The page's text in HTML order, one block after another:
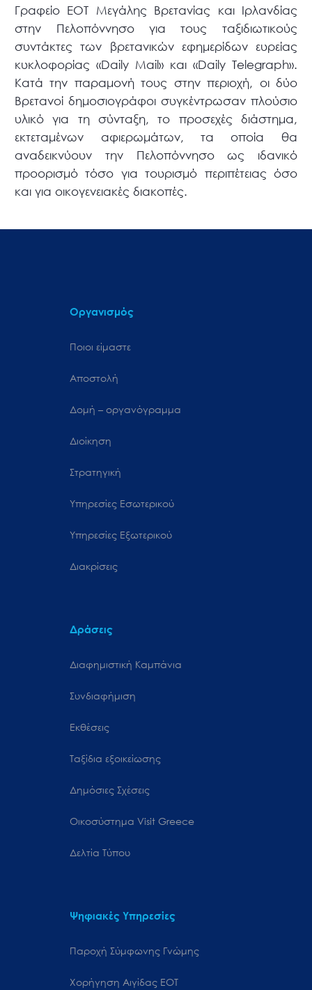
Γραφείο ΕΟΤ Μεγάλης Βρετανίας και Ιρλανδίας
στην Πελοπόννησο για τους ταξιδιωτικούς
συντάκτες των βρετανικών εφημερίδων ευρείας
κυκλοφορίας «Daily Mail» και «Daily Telegraph».
Κατά την παραμονή τους στην περιοχή, οι δύο
Βρετανοί δημοσιογράφοι συγκέντρωσαν πλούσιο
υλικό για τη σύνταξη, το προσεχές διάστημα,
εκτεταμένων αφιερωμάτων, τα οποία θα
αναδεικνύουν την Πελοπόννησο ως ιδανικό
προορισμό τόσο για τουρισμό περιπέτειας όσο
και για οικογενειακές διακοπές.
Οργανισμός
Ποιοι είμαστε
Αποστολή
Δομή – οργανόγραμμα
Διοίκηση
Στρατηγική
Υπηρεσίες Εσωτερικού
Υπηρεσίες Εξωτερικού
Διακρίσεις
Δράσεις
Διαφημιστική Καμπάνια
Συνδιαφήμιση
Εκθέσεις
Ταξίδια εξοικείωσης
Δημόσιες Σχέσεις
Oικοσύστημα Visit Greece
Δελτία Τύπου
Ψηφιακές Υπηρεσίες
Παροχή Σύμφωνης Γνώμης
Χορήγηση Αιγίδας ΕΟΤ